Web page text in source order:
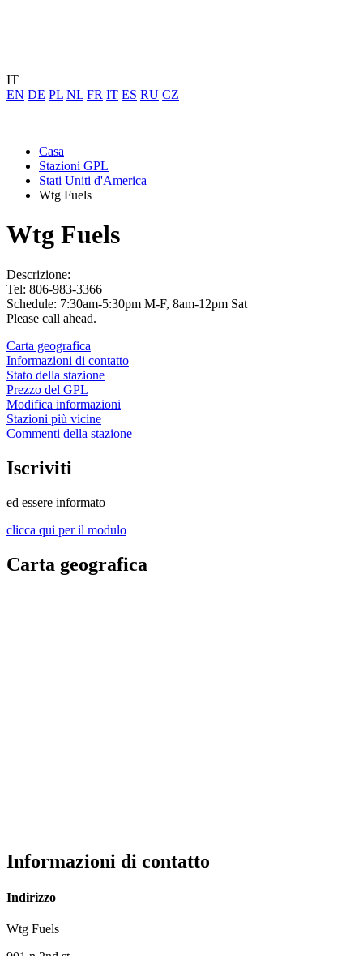
IT
EN DE PL NL FR IT ES RU CZ
Casa
Stazioni GPL
Stati Uniti d'America
Wtg Fuels
Wtg Fuels
Descrizione:
Tel: 806-983-3366
Schedule: 7:30am-5:30pm M-F, 8am-12pm Sat
Please call ahead.
Carta geografica
Informazioni di contatto
Stato della stazione
Prezzo del GPL
Modifica informazioni
Stazioni più vicine
Commenti della stazione
Iscriviti
ed essere informato
clicca qui per il modulo
Carta geografica
Informazioni di contatto
Indirizzo
Wtg Fuels